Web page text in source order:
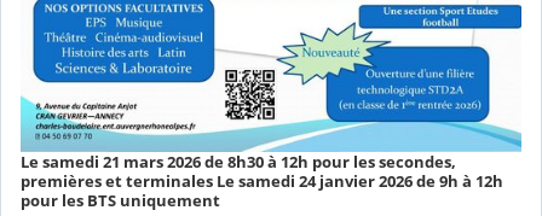
Le samedi 21 mars 2026 de 8h30 à 12h pour les secondes,
premières et terminales Le samedi 24 janvier 2026 de 9h à 12h
pour les BTS uniquement